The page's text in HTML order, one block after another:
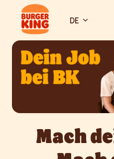
springenStartseite DE
Mach